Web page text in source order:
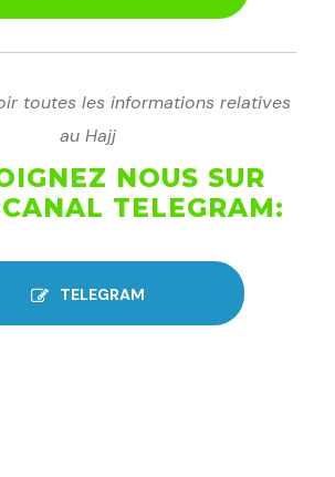
toutes les informations relatives
au Hajj
NOUS SUR
TELEGRAM:
TELEGRAM